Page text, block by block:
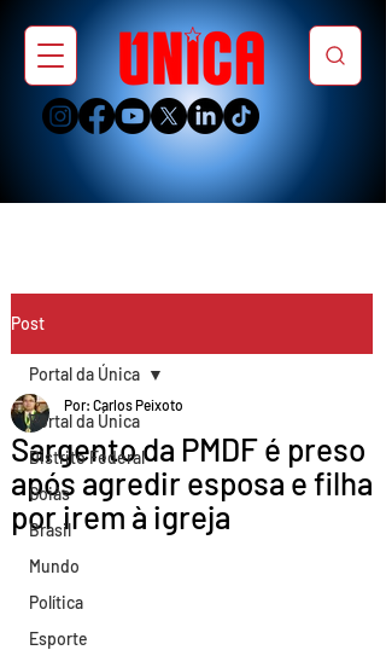
Post
Portal da Única
Distrito Federal
Goiás
Brasil
Mundo
Política
Esporte
Portal da Única
Sargento da PMDF é preso
após agredir esposa e filha
por irem à igreja
Por: Carlos Peixoto